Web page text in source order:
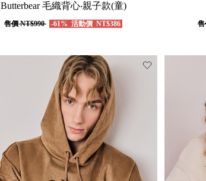
Butterbear 毛織背心‧親子款(童)
售價NT$990 -61% 活動價 NT$386